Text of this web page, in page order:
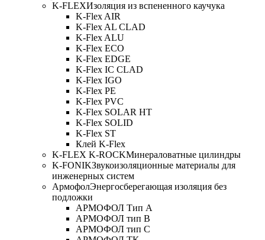
K-FLEXИзоляция из вспененного каучука
K-Flex AIR
K-Flex AL CLAD
K-Flex ALU
K-Flex ECO
K-Flex EDGE
K-Flex IC CLAD
K-Flex IGO
K-Flex PE
K-Flex PVC
K-Flex SOLAR HT
K-Flex SOLID
K-Flex ST
Клей K-Flex
K-FLEX K-ROCKМинераловатные цилиндры
K-FONIKЗвукоизоляционные материалы для
инженерных систем
АрмофолЭнергосберегающая изоляция без
подложки
АРМОФОЛ Тип А
АРМОФОЛ тип В
АРМОФОЛ тип C